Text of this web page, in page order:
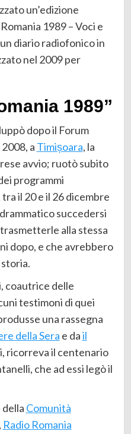
un’edizione
1989 – Voci e
diario radiofonico in
nel 2009 per
1989”
dopo il Forum
a Timișoara, la
avvio; ruotò subito
programmi
il 20 e il 26 dicembre
succedersi
alla stessa
dopo, e che avrebbero
coautrice delle
testimoni di quei
una rassegna
della Sera e dail
ricorreva il centenario
che ad essi legò il
Comunità
, Radio Romania